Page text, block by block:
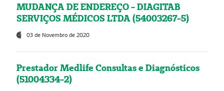
MUDANÇA DE ENDEREÇO - DIAGITAB
SERVIÇOS MÉDICOS LTDA (54003267-5)
03 de Novembro de 2020
Prestador Medlife Consultas e Diagnósticos
(51004334-2)